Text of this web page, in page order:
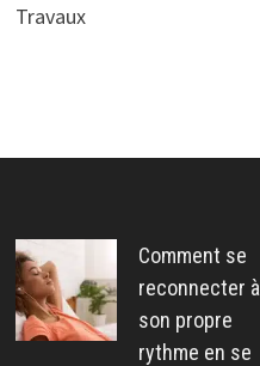
Travaux
Comment se
reconnecter à
son propre
rythme en se